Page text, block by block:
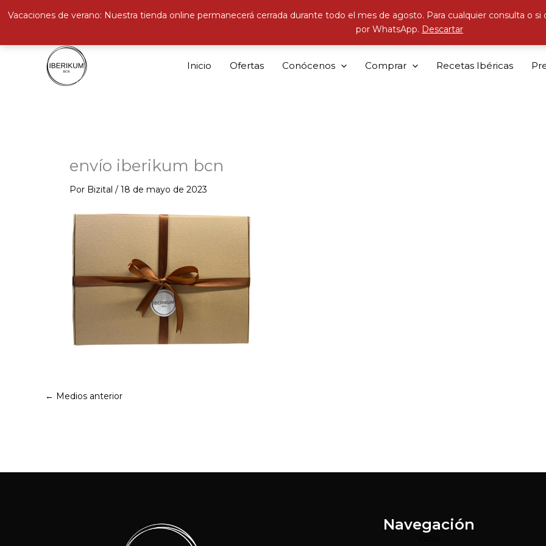
Vacaciones de verano: Nuestra tienda online permanecerá cerrada durante todo el mes de agosto. Para cualquier consulta o
por WhatsApp. Descartar
Inicio Ofertas Conócenos Comprar Recetas Ibéricas
envío iberikum bcn
Por Bizital / 18 de mayo de 2023
← Medios anterior
Navegación